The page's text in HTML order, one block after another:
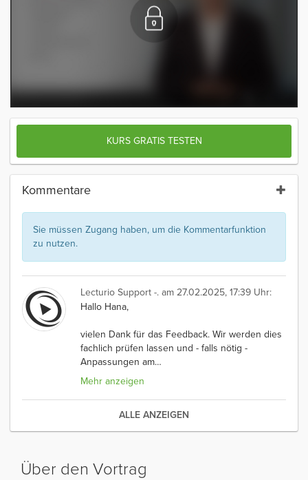
KURS GRATIS TESTEN
Kommentare
Sie müssen Zugang haben, um die Kommentarfunktion
zu nutzen.
Lecturio Support -. am 27.02.2025, 17:39 Uhr:
Hallo Hana,
vielen Dank für das Feedback. Wir werden dies
fachlich prüfen lassen und - falls nötig -
Anpassungen am…
Mehr anzeigen
ALLE ANZEIGEN
Über den Vortrag